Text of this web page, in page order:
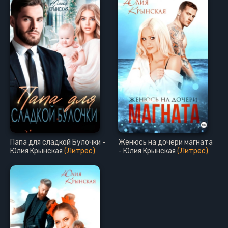
Папа для сладкой Булочки -
Юлия Крынская (Литрес)
Женюсь на дочери магната
- Юлия Крынская (Литрес)